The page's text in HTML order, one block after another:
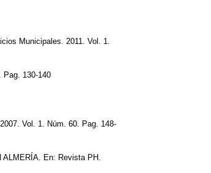
Municipales. 2011. Vol. 1.
Pag. 130-140
Vol. 1. Núm. 60. Pag. 148-
ALMERÍA. En: Revista PH.